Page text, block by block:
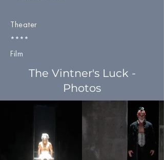
Theater
****
Film
The Vintner's Luck -
Photos